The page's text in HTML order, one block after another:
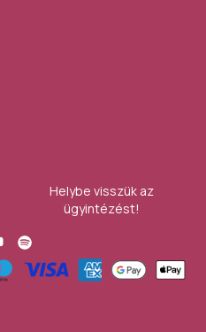
Helybe visszük az
ügyintézést!